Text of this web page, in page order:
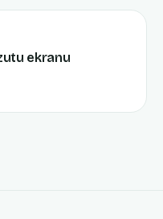
ekranu